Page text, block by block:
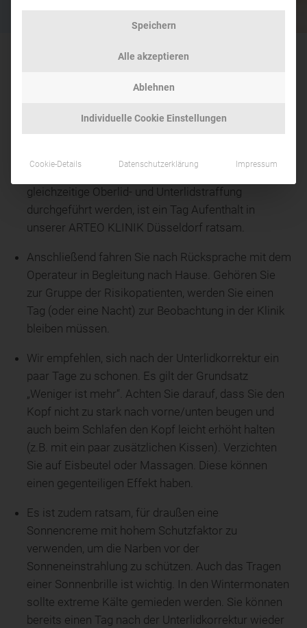
Die erste Zeit nach einer Unterlidkorrektur
Die Unterlidstraffung dauert 1-2 Stunden. Nach der
gleichzeitige Oberlid- und Unterlidstraffung
durchgeführt werden, ist ein Tag Aufenthalt in
unserer ARTEO KLINIK Düsseldorf ratsam.
Anschließend fahren Sie nach Rücksprache mit dem
Operateur in Begleitung nach Hause. Gehören Sie
zur Gruppe der Risikopatienten, werden Sie einen
Tag (oder eine Nacht) zur Beobachtung in der Klinik
bleiben müssen.
Wir empfehlen, sich nach der Unterlidkorrektur ein
paar Tage zu schonen. Es gilt der Grundsatz
„Weniger ist mehr“. Achten Sie darauf, dass Sie den
Kopf nicht zu stark nach vorne/unten beugen und
auch beim Schlafen den Kopf leicht erhöht halten
(z.B. mit ein paar zusätzlichen Kissen). Verzichten
Sie auf Eisbeutel oder Massagen. Diese können
einen gegenteiligen Effekt haben.
Es ist zudem ratsam, für draußen eine
Sonnencreme mit hohem Schutzfaktor zu
verwenden, um die Narben vor der
Sonneneinstrahlung zu schützen. Auch das Tragen
einer Sonnenbrille ist wichtig. In den Wintermonaten
sollte extreme Kälte gemieden werden. Sie können
bereits einen Tag nach der Unterlidkorrektur wieder
Speichern
Alle akzeptieren
Ablehnen
Individuelle Cookie Einstellungen
Cookie-Details Datenschutzerklärung Impressum